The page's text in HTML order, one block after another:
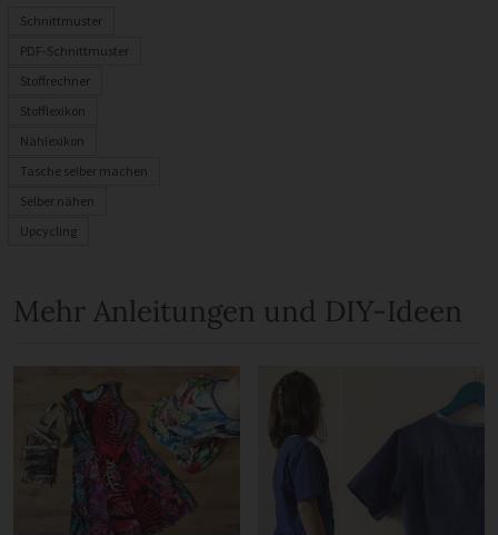
Schnittmuster
PDF-Schnittmuster
Stoffrechner
Stofflexikon
Nählexikon
Tasche selber machen
Selber nähen
Upcycling
Mehr Anleitungen und DIY-Ideen